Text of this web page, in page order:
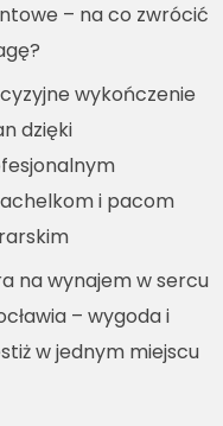
– na co zwrócić
wykończenie
dzięki
i pacom
na wynajem w sercu
– wygoda i
w jednym miejscu